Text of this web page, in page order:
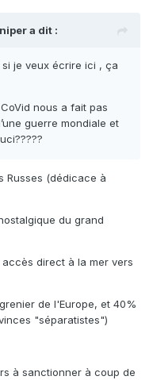
a dit :
je veux écrire ici , ça
nous a fait pas
guerre mondiale et
Russes (dédicace à
du grand
direct à la mer vers
de l'Europe, et 40%
"séparatistes")
à sanctionner à coup de